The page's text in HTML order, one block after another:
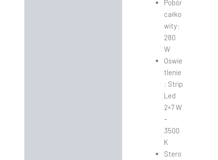
Pobór
całko
wity:
280
W
Oświe
tlenie
: Strip
Led
2×7 W
–
3500
K
Stero